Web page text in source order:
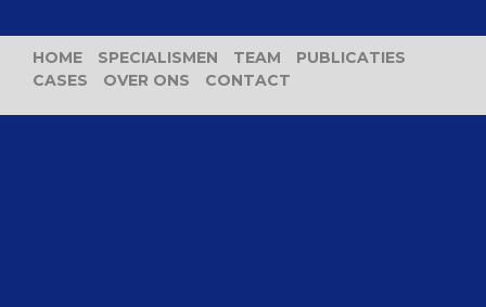
HOME SPECIALISMEN TEAM
PUBLICATIES
CASES
OVER ONS CONTACT